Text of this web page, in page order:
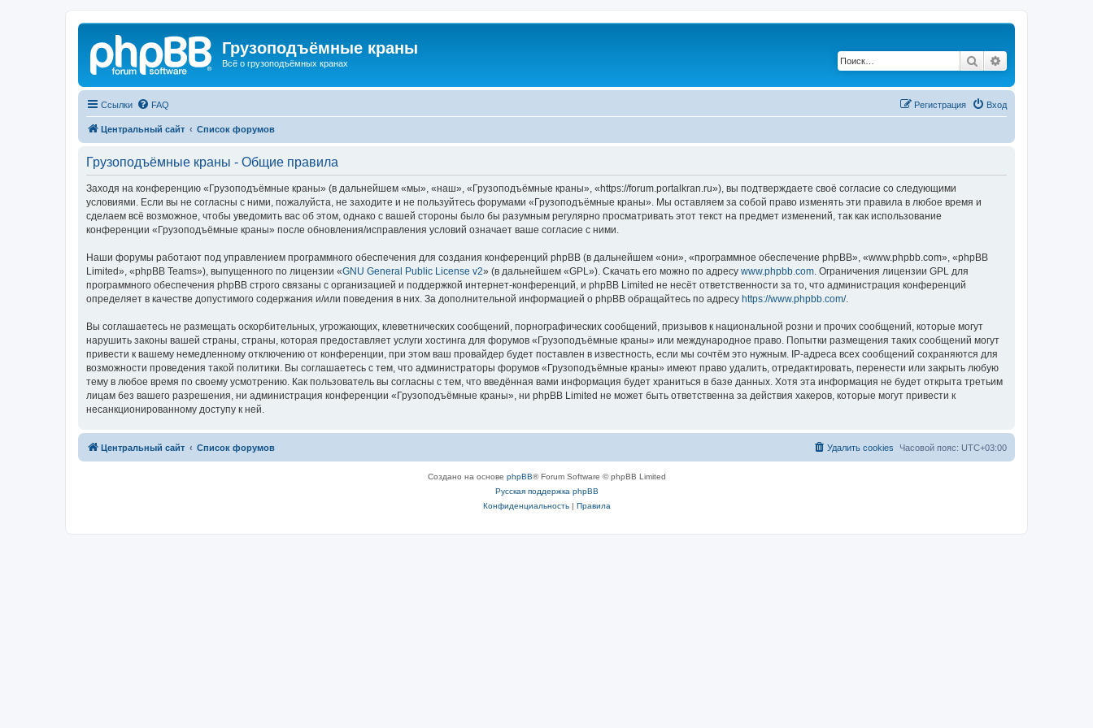
Грузоподъёмные краны
Всё о грузоподъёмных кранах Поиск
Ссылки FAQ Вход
Регистрация
Центральный сайт Список форумов
Грузоподъёмные краны - Общие правила
Заходя на конференцию «Грузоподъёмные краны» (в дальнейшем «мы», «наш», «Грузоподъёмные краны», «https://forum.portalkran.ru»), вы подтверждаете своё согласие со следующими
условиями. Если вы не согласны с ними, пожалуйста, не заходите и не пользуйтесь форумами «Грузоподъёмные краны». Мы оставляем за собой право изменять эти правила в любое время и
сделаем всё возможное, чтобы уведомить вас об этом, однако с вашей стороны было бы разумным регулярно просматривать этот текст на предмет изменений, так как использование
конференции «Грузоподъёмные краны» после обновления/исправления условий означает ваше согласие с ними.
Наши форумы работают под управлением программного обеспечения для создания конференций phpBB (в дальнейшем «они», «программное обеспечение phpBB», «www.phpbb.com», «phpBB
Limited», «phpBB Teams»), выпущенного по лицензии «GNU General Public License v2» (в дальнейшем «GPL»). Скачать его можно по адресу www.phpbb.com . Ограничения лицензии GPL для
программного обеспечения phpBB строго связаны с организацией и поддержкой интернет-конференций, и phpBB Limited не несёт ответственности за то, что администрация конференций
определяет в качестве допустимого содержания и/или поведения в них. За дополнительной информацией о phpBB обращайтесь по адресу https://www.phpbb.com/.
Вы соглашаетесь не размещать оскорбительных, угрожающих, клеветнических сообщений, порнографических сообщений, призывов к национальной розни и прочих сообщений, которые могут
нарушить законы вашей страны, страны, которая предоставляет услуги хостинга для форумов «Грузоподъёмные краны» или международное право. Попытки размещения таких сообщений могут
привести к вашему немедленному отключению от конференции, при этом ваш провайдер будет поставлен в известность, если мы сочтём это нужным. IP-адреса всех сообщений сохраняются для
возможности проведения такой политики. Вы соглашаетесь с тем, что администраторы форумов «Грузоподъёмные краны» имеют право удалить, отредактировать, перенести или закрыть любую
тему в любое время по своему усмотрению. Как пользователь вы согласны с тем, что введённая вами информация будет храниться в базе данных. Хотя эта информация не будет открыта третьим
лицам без вашего разрешения, ни администрация конференции «Грузоподъёмные краны», ни phpBB Limited не может быть ответственна за действия хакеров, которые могут привести к
несанкционированному доступу к ней.
Центральный сайт Список форумов Часовой пояс: UTC+03:00
Удалить cookies
Создано на основе phpBB® Forum Software © phpBB Limited
Русская поддержка phpBB
Конфиденциальность| Правила